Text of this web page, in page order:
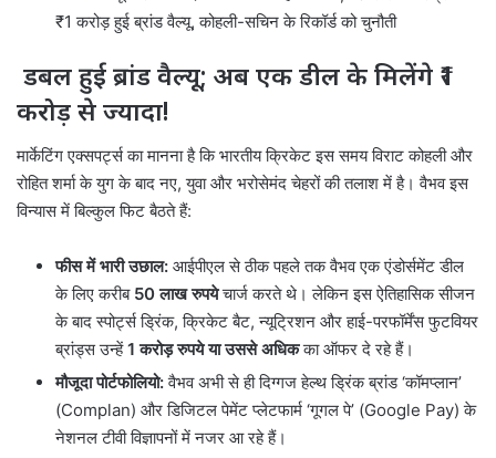
₹1 करोड़ हुई ब्रांड वैल्यू, कोहली-सचिन के रिकॉर्ड को चुनौती
डबल हुई ब्रांड वैल्यू; अब एक डील के मिलेंगे ₹1
करोड़ से ज्यादा!
मार्केटिंग एक्सपर्ट्स का मानना है कि भारतीय क्रिकेट इस समय विराट कोहली और
रोहित शर्मा के युग के बाद नए, युवा और भरोसेमंद चेहरों की तलाश में है। वैभव इस
विन्यास में बिल्कुल फिट बैठते हैं:
फीस में भारी उछाल: आईपीएल से ठीक पहले तक वैभव एक एंडोर्समेंट डील
के लिए करीब 50 लाख रुपयेचार्ज करते थे। लेकिन इस ऐतिहासिक सीजन
के बाद स्पोर्ट्स ड्रिंक, क्रिकेट बैट, न्यूट्रिशन और हाई-परफॉर्मेंस फुटवियर
ब्रांड्स उन्हें1 करोड़ रुपये या उससे अधिकका ऑफर दे रहे हैं।
मौजूदा पोर्टफोलियो:वैभव अभी से ही दिग्गज हेल्थ ड्रिंक ब्रांड ‘कॉमप्लान’
(Complan) और डिजिटल पेमेंट प्लेटफार्म ‘गूगल पे’ (Google Pay) के
नेशनल टीवी विज्ञापनों में नजर आ रहे हैं।